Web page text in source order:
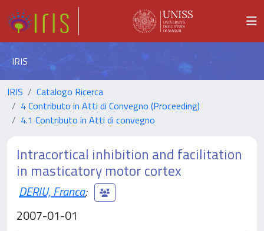
IRIS
IRIS
Catalogo Ricerca
4 Contributo in Atti di Convegno (Proceeding)
4.1 Contributo in Atti di convegno
Intracortical inhibition and facilitation
in masticatory motor cortex
DERIU, Franca;
2007-01-01